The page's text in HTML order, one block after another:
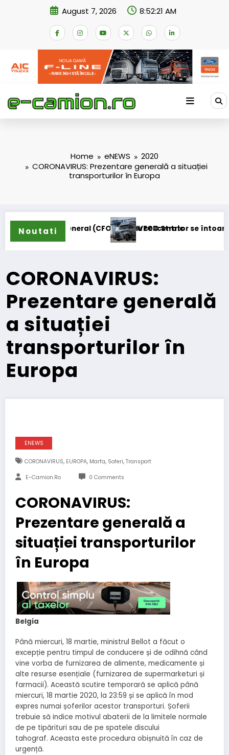
August 7, 2026 8:52:22 AM
Home eNEWS
2020
CORONAVIRUS: Prezentare generală a situației
transporturilor în Europa
Noutati
se întoarce BursaTransport/123cargo
CORONAVIRUS:
Prezentare generală
a situației
transporturilor în
Europa
ENEWS
CORONAVIRUS, EUROPA, Marfa, Soferi, Transport
E-Camion.ro 0 Comments
CORONAVIRUS:
Prezentare generală a
situației transporturilor
în Europa
Belgia
Până miercuri, 18 martie, ministrul Bellot a făcut o
excepție pentru timpul de conducere și de odihnă când
vine vorba de furnizarea de alimente, medicamente și
alte resurse esențiale (furnizarea de supermarketuri și
farmacii). Această scutire temporară se aplică până
miercuri, 18 martie 2020, la 23:59 și se aplică în mod
expres numai șoferilor acestor transporturi. Șoferii
trebuie să indice motivul abaterii de la limitele normale
de pe tipărituri sau de pe spatele discului
tahograf. Aceasta este procedura obișnuită în caz de
urgență.